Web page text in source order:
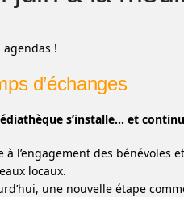
agendas !
d’échanges
s’installe… et
à l’engagement des bénévoles
locaux.
une nouvelle étape